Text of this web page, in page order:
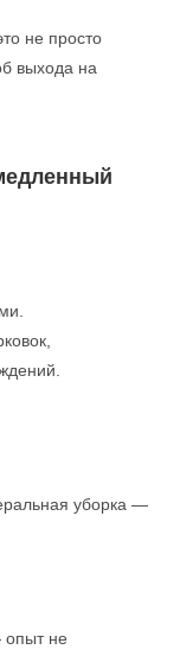
не просто
выхода на
уборка —
опыт не